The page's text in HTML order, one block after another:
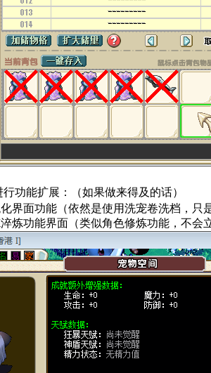
功能扩展：（如果做来得及的话）
界面功能（依然是使用洗宠卷洗档，只
炼功能界面（类似角色修炼功能，不会